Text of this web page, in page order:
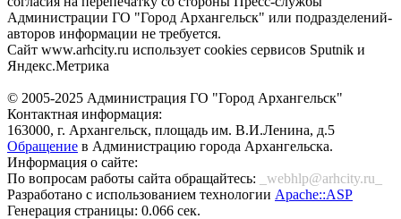
Администрации ГО "Город Архангельск" или подразделений-
авторов информации не требуется.
Сайт www.arhcity.ru использует cookies сервисов Sputnik и
Яндекс.Метрика
© 2005-2025 Администрация ГО "Город Архангельск"
Контактная информация:
163000, г. Архангельск, площадь им. В.И.Ленина, д.5
Обращение в Администрацию города Архангельска.
Информация о сайте:
По вопросам работы сайта обращайтесь:
_webhlp@arhcity.ru_
Разработано с использованием технологии Apache::ASP
Генерация страницы: 0.066 сек.